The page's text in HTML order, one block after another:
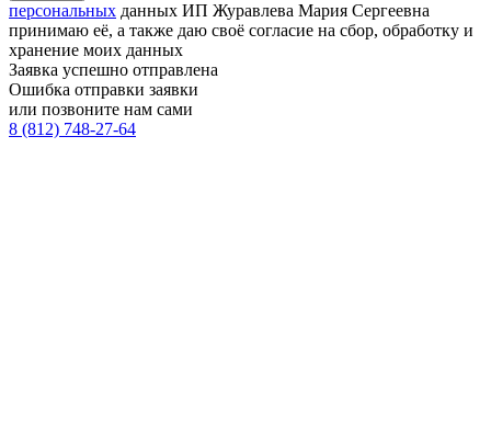
персональных данных ИП Журавлева Мария Сергеевна
принимаю её, а также даю своё согласие на сбор, обработку и
хранение моих данных
Заявка успешно отправлена
Ошибка отправки заявки
или позвоните нам сами
8 (812) 748-27-64